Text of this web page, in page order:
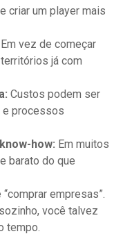
criar um player mais
Em vez de começar
já com
Custos podem ser
e processos
how: Em muitos
barato do que
empresas”.
você talvez
tempo.